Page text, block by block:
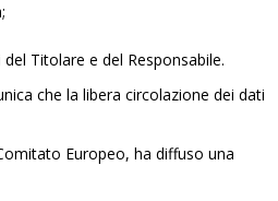
Titolare e del Responsabile.
che la libera circolazione dei dati
Europeo, ha diffuso una